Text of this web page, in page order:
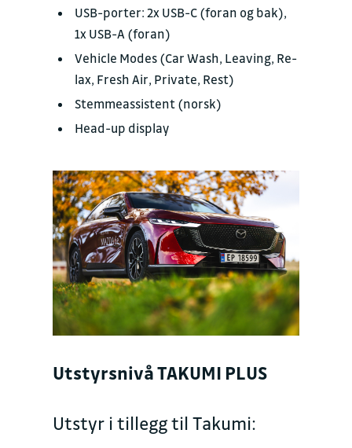
USB-porter: 2x USB-C (foran og bak),
1x USB-A (foran)
Ve­hicle Mo­des (Car Wash, Le­a­ving, Re­
lax, Fresh Air, Pri­vate, Rest)
Stem­me­as­sis­tent (norsk)
Head-up dis­play
Utstyrsnivå TAKUMI PLUS
Utstyr i tillegg til Takumi: